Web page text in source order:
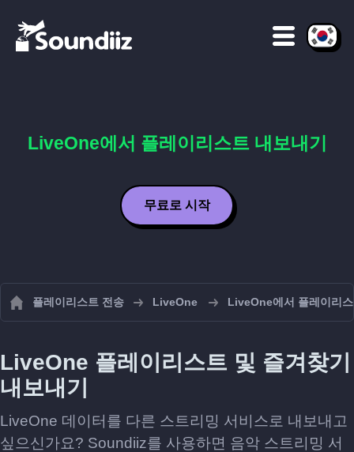
LiveOne에서 플레이리스트 내보내기
무료로 시작
플레이리스트 전송 LiveOne LiveOne에서 플레이리
LiveOne 플레이리스트 및 즐겨찾기
내보내기
LiveOne 데이터를 다른 스트리밍 서비스로 내보내고
싶으신가요? Soundiiz를 사용하면 음악 스트리밍 서